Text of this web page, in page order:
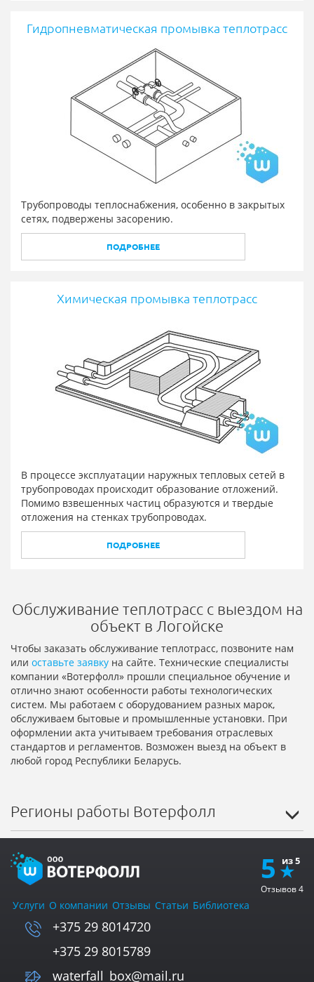
Гидропневматическая промывка теплотрасс
Трубопроводы теплоснабжения, особенно в закрытых
сетях, подвержены засорению.
ПОДРОБНЕЕ
Химическая промывка теплотрасс
В процессе эксплуатации наружных тепловых сетей в
трубопроводах происходит образование отложений.
Помимо взвешенных частиц образуются и твердые
отложения на стенках трубопроводах.
ПОДРОБНЕЕ
Обслуживание теплотрасс с выездом на
объект в Логойске
Чтобы заказать обслуживание теплотрасс, позвоните нам
или оставьте заявку на сайте. Технические специалисты
компании «Вотерфолл» прошли специальное обучение и
отлично знают особенности работы технологических
систем. Мы работаем с оборудованием разных марок,
обслуживаем бытовые и промышленные установки. При
оформлении акта учитываем требования отраслевых
стандартов и регламентов. Возможен выезд на объект в
любой город Республики Беларусь.
Регионы работы Вотерфолл
5
Отзывов4
Услуги О компании Отзывы Статьи Библиотека
+375 29 8014720
+375 29 8015789
waterfall_box@mail.ru